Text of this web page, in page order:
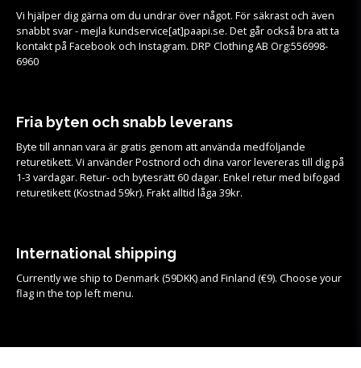
Vi hjälper dig gärna om du undrar över något. För säkrast och även
snabbt svar - mejla kundservice[at]paapi.se. Det går också bra att ta
kontakt på Facebook och Instagram. DRP Clothing AB Org:556998-
6960
Fria byten och snabb leverans
Byte till annan vara är gratis genom att använda medföljande
returetikett. Vi använder Postnord och dina varor levereras till dig på
1-3 vardagar. Retur- och bytesrätt 60 dagar. Enkel retur med bifogad
returetikett (Kostnad 59kr). Frakt alltid låga 39kr.
International shipping
Currently we ship to Denmark (59DKK) and Finland (€9). Choose your
flag in the top left menu.